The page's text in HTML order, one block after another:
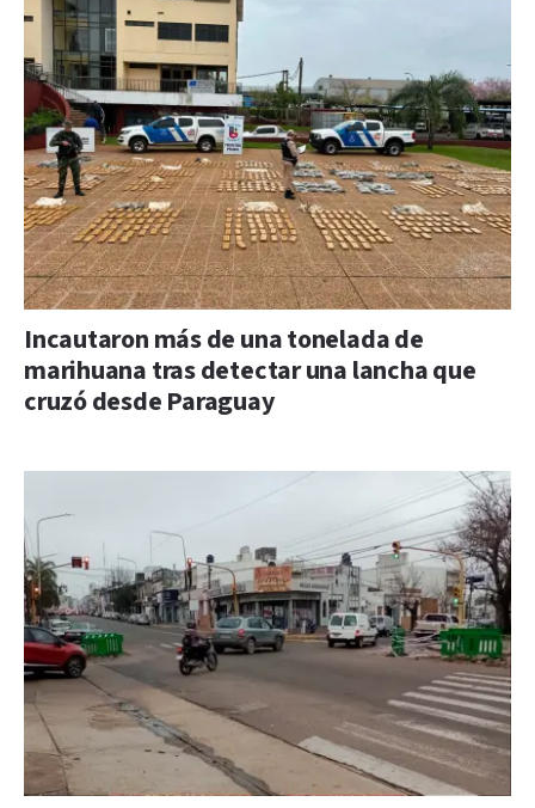
Incautaron más de una tonelada de
marihuana tras detectar una lancha que
cruzó desde Paraguay